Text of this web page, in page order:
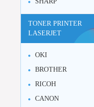
TONER PRINTER
LASERJET
OKI
BROTHER
RICOH
CANON